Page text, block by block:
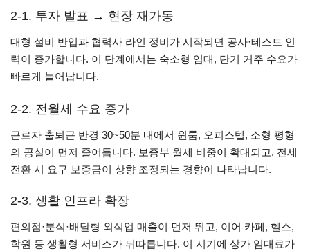
2-1. 투자 발표 → 현장 재가동
대형 설비 반입과 협력사 라인 정비가 시작되면 공사·테스트 인
력이 증가합니다. 이 단계에서는 숙소형 임대, 단기 거주 수요가
빠르게 늘어납니다.
2-2. 전월세 수요 증가
근로자 출퇴근 반경 30~50분 내에서 원룸, 오피스텔, 소형 평형
의 공실이 먼저 줄어듭니다. 보증부 월세 비중이 확대되고, 전세
전환 시 요구 보증금이 상향 조정되는 경향이 나타납니다.
2-3. 생활 인프라 확장
편의점·분식·배달형 외식업 매출이 먼저 뛰고, 이어 카페, 헬스,
학원 등 생활형 서비스가 뒤따릅니다. 이 시기에 상가 임대료가